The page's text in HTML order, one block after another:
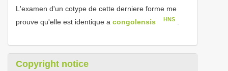
L'examen d'un cotype de cette derniere forme me
prouve qu'elle est identique a congolensis HNS
Copyright notice